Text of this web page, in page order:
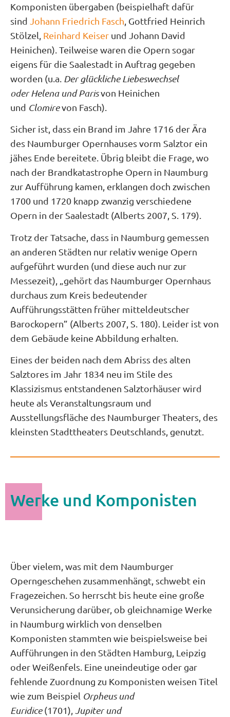
Komponisten übergaben (beispielhaft dafür
sind Johann Friedrich Fasch , Gottfried Heinrich
Stölzel, Reinhard Keiser und Johann David
Heinichen). Teilweise waren die Opern sogar
eigens für die Saalestadt in Auftrag gegeben
worden (u.a. Der glückliche Liebeswechsel
oder Helena und Parisvon Heinichen
und Clomirevon Fasch).
Sicher ist, dass ein Brand im Jahre 1716 der Ära
des Naumburger Opernhauses vorm Salztor ein
jähes Ende bereitete. Übrig bleibt die Frage, wo
nach der Brandkatastrophe Opern in Naumburg
zur Aufführung kamen, erklangen doch zwischen
1700 und 1720 knapp zwanzig verschiedene
Opern in der Saalestadt (Alberts 2007, S. 179).
Trotz der Tatsache, dass in Naumburg gemessen
an anderen Städten nur relativ wenige Opern
aufgeführt wurden (und diese auch nur zur
Messezeit), „gehört das Naumburger Opernhaus
durchaus zum Kreis bedeutender
Aufführungsstätten früher mitteldeutscher
Barockopern” (Alberts 2007, S. 180). Leider ist von
dem Gebäude keine Abbildung erhalten.
Eines der beiden nach dem Abriss des alten
Salztores im Jahr 1834 neu im Stile des
Klassizismus entstandenen Salztorhäuser wird
heute als Veranstaltungsraum und
Ausstellungsfläche des Naumburger Theaters, des
kleinsten Stadttheaters Deutschlands, genutzt.
Werke und Komponisten
Über vielem, was mit dem Naumburger
Operngeschehen zusammenhängt, schwebt ein
Fragezeichen. So herrscht bis heute eine große
Verunsicherung darüber, ob gleichnamige Werke
in Naumburg wirklich von denselben
Komponisten stammten wie beispielsweise bei
Aufführungen in den Städten Hamburg, Leipzig
oder Weißenfels. Eine uneindeutige oder gar
fehlende Zuordnung zu Komponisten weisen Titel
wie zum Beispiel Orpheus und
Euridice(1701),Jupiter und